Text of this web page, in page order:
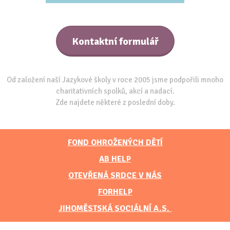
Kontaktní formulář
Od založení naší Jazykové školy v roce 2005 jsme podpořili mnoho
charitativních spolků, akcí a nadací.
Zde najdete některé z poslední doby.
FOND OHROŽENÝCH DĚTÍ
AB HELP
OTEVŘENÁ SRDCE V NÁS
FORHELP
JIHOMĚSTSKÁ SOCIÁLNÍ A.S.